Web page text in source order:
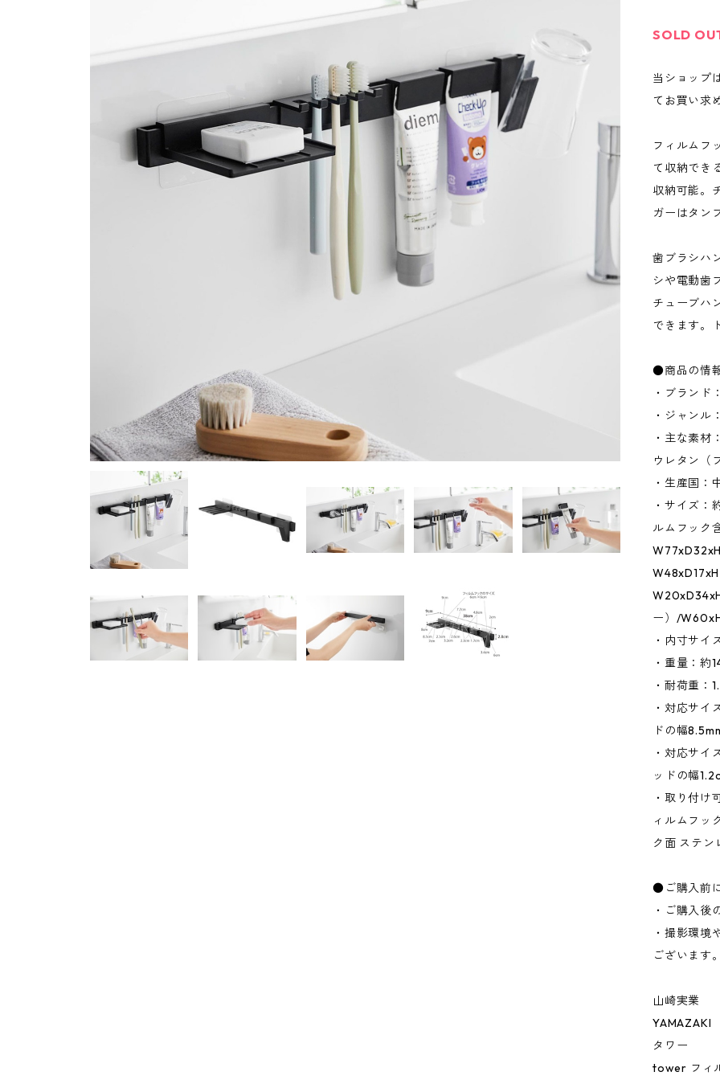
SOLD
当ショップ
てお買い求
フィルムフ
て収納でき
収納可能。
ガーはタン
歯ブラシハ
シや電動歯
チューブハ
できます。
●商品の情
・ブランド
・ジャンル
・主な素材
ウレタン（
・生産国：
・サイズ
ルムフック
ー）/
・内寸サイ
・重量：約
・耐荷重：
・対応サイ
ドの幅
・対応サイ
ッドの幅
・取り付け
ィルムフッ
ク面 ステン
●ご購入前
・ご購入後
・撮影環境
ございます
山崎実業
YAMAZAKI
タワー
tower フィ